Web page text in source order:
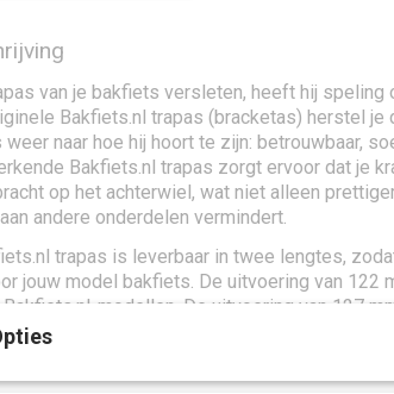
van je bakfiets versleten, heeft hij speling
Bakfiets.nl trapas (bracketas) herstel je
naar hoe hij hoort te zijn: betrouwbaar,
Bakfiets.nl trapas zorgt ervoor dat je
op het achterwiel, wat niet alleen
andere onderdelen vermindert.
trapas is leverbaar in twee lengtes,
jouw model bakfiets. De uitvoering van 122
modellen. De uitvoering van 127
modellen. Zo weet je zeker dat de
weer soepel schakelt en trapt.